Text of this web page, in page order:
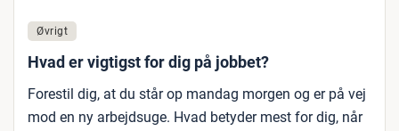
Øvrigt
Hvad er vigtigst for dig på jobbet?
Forestil dig, at du står op mandag morgen og er på vej
mod en ny arbejdsuge. Hvad betyder mest for dig, når